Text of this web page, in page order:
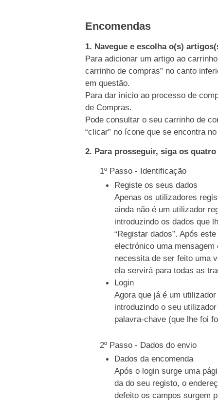
Encomendas
1. Navegue e escolha o(s)
Para adicionar um artigo ao
carrinho de compras” no canto
em questão.
Para dar início ao processo de
de Compras.
Pode consultar o seu carrinho de
“clicar” no ícone que se encontra
2. Para prosseguir, siga os
1º Passo - Identificação
Registe os seus dados
Apenas os utilizadores
ainda não é um utilizador
introduzindo os dados que
“Registar dados”. Após
electrónico uma
necessita de ser feito uma
ela servirá para todas as
Login
Agora que já é um
introduzindo o seu
palavra-chave (que lhe foi
2º Passo - Dados do envio
Dados da encomenda
Após o login surge uma
da do seu registo, o
defeito os campos surgem